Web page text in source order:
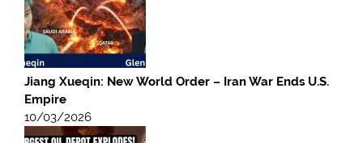
Jiang Xueqin: New World Order – Iran War Ends U.S.
Empire
10/03/2026